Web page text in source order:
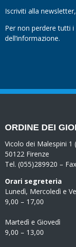
Iscriviti alla newsletter,
Per non perdere tutti
dell’informazione.
ORDINE DEI
Vicolo dei Malespini 1
50122 Firenze
Tel. (055)289920 –
Orari segreteria
Lunedì, Mercoledì e
9,00 – 17,00
Martedì e Giovedì
9,00 – 13,00